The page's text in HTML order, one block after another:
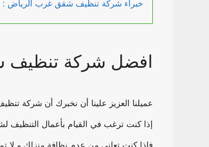
خبراء شركة تنظيف شقق غرب الرياض :
افضل شركة تنظيف
عميلنا العزيز علينا أن نخبرك أن شركة
إذا كنت ترغب في القيام بأعمال
فإذا كنت تعاني من عدم نظافة منزلك و لا